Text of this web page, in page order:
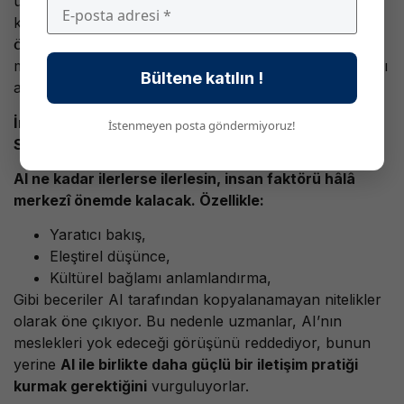
kullanıcıların, içeriklerin AI ile mi üretildiğini bilmeleri
önemli bir beklenti haline geliyor. Bu nedenle bazı
medya kuruluşları, içeriklerinde kullanılan AI araçlarını
açıklama zorunluluğunu tartışıyor.
İnsan ve Makine İş Birliği: Klasik Ustalık Ölçütleri
Sürecek
AI ne kadar ilerlerse ilerlesin, insan faktörü hâlâ
merkezî önemde kalacak. Özellikle:
Yaratıcı bakış,
Eleştirel düşünce,
Kültürel bağlamı anlamlandırma,
Gibi beceriler AI tarafından kopyalanamayan nitelikler
olarak öne çıkıyor. Bu nedenle uzmanlar, AI’nın
meslekleri yok edeceği görüşünü reddediyor, bunun
yerine AI ile birlikte daha güçlü bir iletişim pratiği
kurmak gerektiğini vurguluyorlar.
Bültene katılın !
İstenmeyen posta göndermiyoruz!